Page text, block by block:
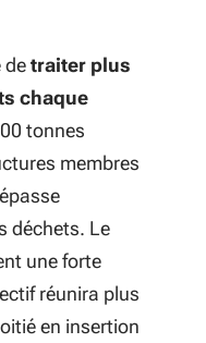
detraiter plus
chaque
tonnes
membres
déchets. Le
une forte
réunira plus
en insertion